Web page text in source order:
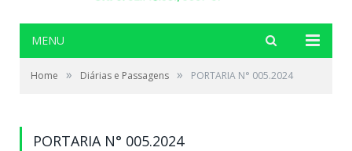
MENU
Home » Diárias e Passagens » PORTARIA N° 005.2024
PORTARIA N° 005.2024